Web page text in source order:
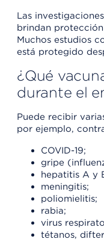
Las
brindan
Muchos estudios
está protegido
¿Qué
durante el
Puede recibir
por ejemplo,
COVID-19;
gripe
hepatitis A y
meningitis;
poliomielitis;
rabia;
virus
tétanos,